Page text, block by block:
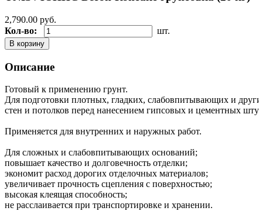
2,790.00 руб.
Кол-во:
шт.
В корзину
Описание
Готовый к применению грунт.
Для подготовки плотных, гладких, слабовпитывающих и
стен и потолков перед нанесением гипсовых и цементных
Применяется для внутренних и наружных работ.
Для сложных и слабовпитывающих оснований;
повышает качество и долговечность отделки;
экономит расход дорогих отделочных материалов;
увеличивает прочность сцепления с поверхностью;
высокая клеящая способность;
не расслаивается при транспортировке и хранении.